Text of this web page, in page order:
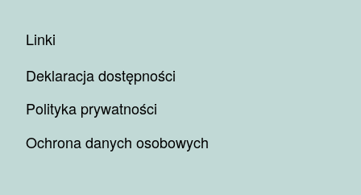
Linki
Deklaracja dostępności
Polityka prywatności
Ochrona danych osobowych